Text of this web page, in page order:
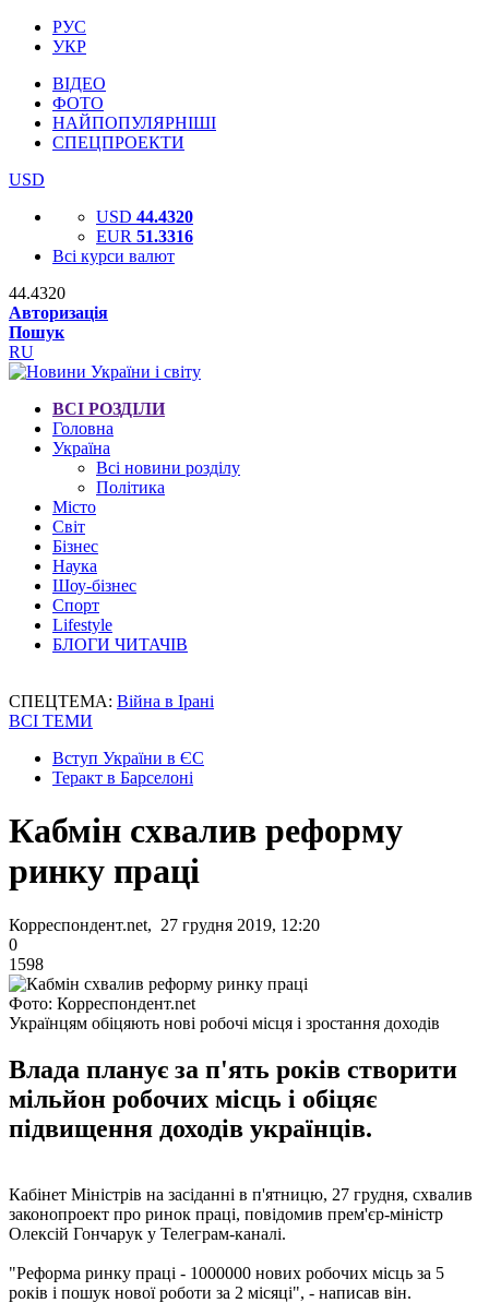
РУС
УКР
ВІДЕО
ФОТО
НАЙПОПУЛЯРНІШІ
СПЕЦПРОЕКТИ
USD
USD 44.4320
EUR 51.3316
Всі курси валют
44.4320
Авторизація
Пошук
RU
ВСІ РОЗДІЛИ
Головна
Україна
Всі новини розділу
Політика
Місто
Світ
Бізнес
Наука
Шоу-бізнес
Спорт
Lifestyle
БЛОГИ ЧИТАЧІВ
СПЕЦТЕМА: Війна в Ірані
ВСІ ТЕМИ
Вступ України в ЄС
Теракт в Барселоні
Кабмін схвалив реформу
ринку праці
Корреспондент.net, 27 грудня 2019, 12:20
0
1598
Фото: Корреспондент.net
Українцям обіцяють нові робочі місця і зростання доходів
Влада планує за п'ять років створити
мільйон робочих місць і обіцяє
підвищення доходів українців.
Кабінет Міністрів на засіданні в п'ятницю, 27 грудня, схвалив
законопроект про ринок праці, повідомив прем'єр-міністр
Олексій Гончарук у Телеграм-каналі.
"Реформа ринку праці - 1000000 нових робочих місць за 5
років і пошук нової роботи за 2 місяці", - написав він.